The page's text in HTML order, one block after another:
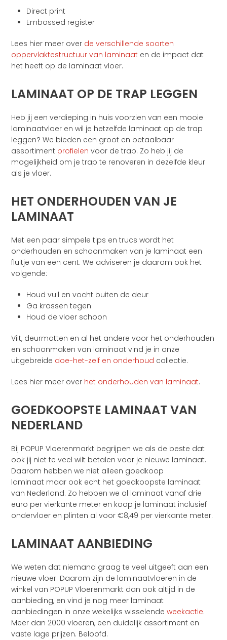
Direct print
Embossed register
Lees hier meer over de verschillende soorten
oppervlaktestructuur van laminaat en de impact dat
het heeft op de laminaat vloer.
LAMINAAT OP DE TRAP LEGGEN
Heb jij een verdieping in huis voorzien van een mooie
laminaatvloer en wil je hetzelfde laminaat op de trap
leggen? We bieden een groot en betaalbaar
assortiment profielen voor de trap. Zo heb jij de
mogelijkheid om je trap te renoveren in dezelfde kleur
als je vloer.
HET ONDERHOUDEN VAN JE
LAMINAAT
Met een paar simpele tips en trucs wordt het
onderhouden en schoonmaken van je laminaat een
fluitje van een cent. We adviseren je daarom ook het
volgende:
Houd vuil en vocht buiten de deur
Ga krassen tegen
Houd de vloer schoon
Vilt, deurmatten en al het andere voor het onderhouden
en schoonmaken van laminaat vind je in onze
uitgebreide doe-het-zelf en onderhoud collectie.
Lees hier meer over het onderhouden van laminaat.
GOEDKOOPSTE LAMINAAT VAN
NEDERLAND
Bij POPUP Vloerenmarkt begrijpen we als de beste dat
ook jij niet te veel wilt betalen voor je nieuwe laminaat.
Daarom hebben we niet alleen goedkoop
laminaat maar ook echt het goedkoopste laminaat
van Nederland. Zo hebben we al laminaat vanaf drie
euro per vierkante meter en koop je laminaat inclusief
ondervloer en plinten al voor €8,49 per vierkante meter.
LAMINAAT AANBIEDING
We weten dat niemand graag te veel uitgeeft aan een
nieuwe vloer. Daarom zijn de laminaatvloeren in de
winkel van POPUP Vloerenmarkt dan ook altijd in de
aanbieding, en vind je nog meer laminaat
aanbiedingen in onze wekelijks wisselendeweekactie.
Meer dan 2000 vloeren, een duidelijk assortiment en
vaste lage prijzen. Beloofd.